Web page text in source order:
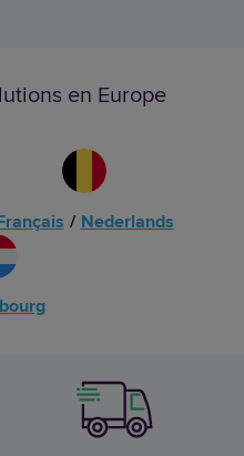
en Europe
/ Nederlands